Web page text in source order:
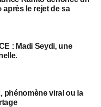
après le rejet de sa
: Madi Seydi, une
phénomène viral ou la